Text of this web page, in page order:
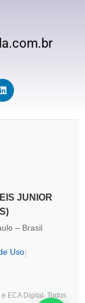
JUNIOR
– Brasil
Uso
ECA Digital. Todos